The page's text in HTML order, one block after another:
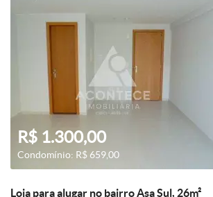
R$ 1.300,00
Condomínio: R$ 659,00
Loja para alugar no bairro Asa Sul, 26m²